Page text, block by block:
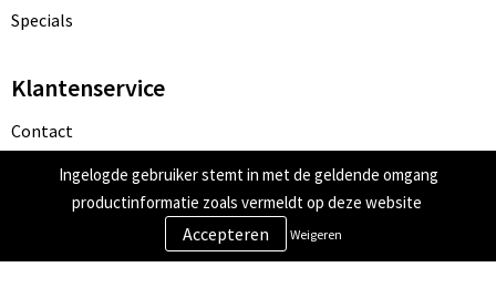
Specials
Klantenservice
Contact
Bestelling & Bezorging
Betaalmethoden
Ingelogde gebruiker stemt in met de geldende omgang
productinformatie zoals vermeldt op deze website
Weigeren